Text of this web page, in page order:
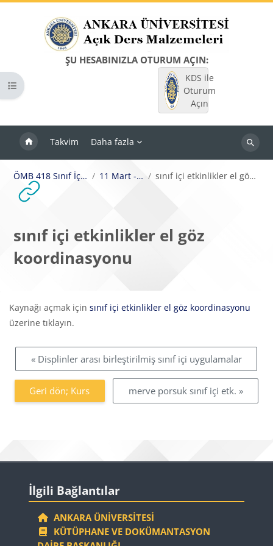
ŞU HESABINIZLA OTURUM AÇIN:
KDS ile
Oturum
Açın
Takvim Daha fazla
Dersleri
Kurs dizinini aç
ÖMB 418 Sınıf İçi Etkinlikler 11 Mart - 17 Mart sınıf içi etkinlikler el göz koordinasyonu
sınıf içi etkinlikler el göz
koordinasyonu
Tamamlama Gereklilikleri
Kaynağı açmak için sınıf içi etkinlikler el göz koordinasyonu
üzerine tıklayın.
« Displinler arası birleştirilmiş sınıf içi uygulamalar
Geri dön; Kurs merve porsuk sınıf içi etk. »
Bloklar
İlgili Bağlantılar
ANKARA ÜNIVERSITESI
KÜTÜPHANE VE DOKÜMANTASYON